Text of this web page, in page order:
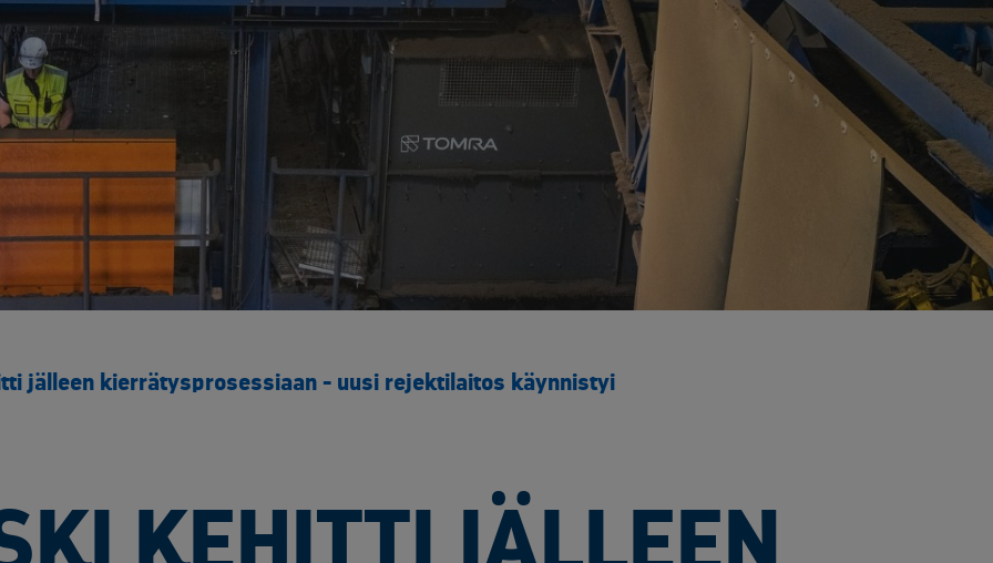
Valvotut tietoturvatuhoukset
Virkapukujen ja työvaatteiden tietoturvallinen kierrätys
Yliopistot ja tutkimuspalvelut​
Rakentaminen ja infrastruktuuri
Arkaluontoisten dokumenttien tuhous
Elektroniikan tietoturvaratkaisut
Luotettavat kuljetuskumppanit
Muut käsittelypalvelut
Rakennusjätteen vastaanotto
Sähkö ja energia
Akkujen kierrätys
Asbestijätteen käsittely ja loppusijoitus
Elektroniikan tietoturvaratkaisut
Kyllästettyjen pylväiden kierrätys
Metallien käsittely ja kierrätys raaka-aineiksi
Saastuneen maaperän käsittely
jälleen kierrätysprosessiaan - uusi rejektilaitos käynnistyi
KEHITTI JÄLLEEN